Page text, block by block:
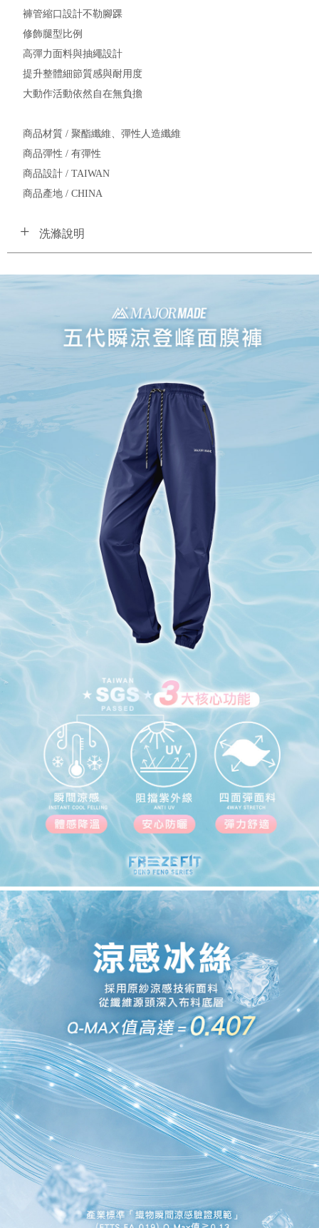
褲管縮口設計不勒腳踝
修飾腿型比例
高彈力面料與抽繩設計
提升整體細節質感與耐用度
大動作活動依然自在無負擔
商品材質 / 聚酯纖維、彈性人造纖維
商品彈性 / 有彈性
商品設計 / TAIWAN
商品產地 / CHINA
洗滌說明